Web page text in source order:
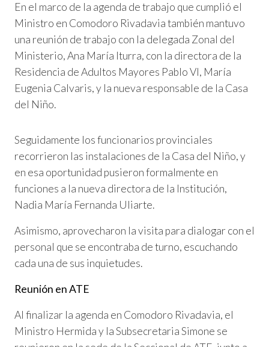
En el marco de la agenda de trabajo que cumplió el
Ministro en Comodoro Rivadavia también mantuvo
una reunión de trabajo con la delegada Zonal del
Ministerio, Ana María Iturra, con la directora de la
Residencia de Adultos Mayores Pablo VI, María
Eugenia Calvaris, y la nueva responsable de la Casa
del Niño.
Seguidamente los funcionarios provinciales
recorrieron las instalaciones de la Casa del Niño, y
en esa oportunidad pusieron formalmente en
funciones a la nueva directora de la Institución,
Nadia María Fernanda Uliarte.
Asimismo, aprovecharon la visita para dialogar con el
personal que se encontraba de turno, escuchando
cada una de sus inquietudes.
Reunión en ATE
Al finalizar la agenda en Comodoro Rivadavia, el
Ministro Hermida y la Subsecretaria Simone se